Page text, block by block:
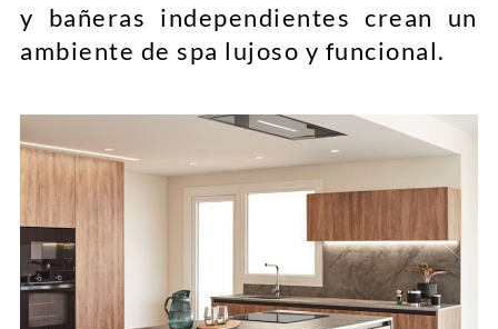
y bañeras independientes crean un
ambiente de spa lujoso y funcional.